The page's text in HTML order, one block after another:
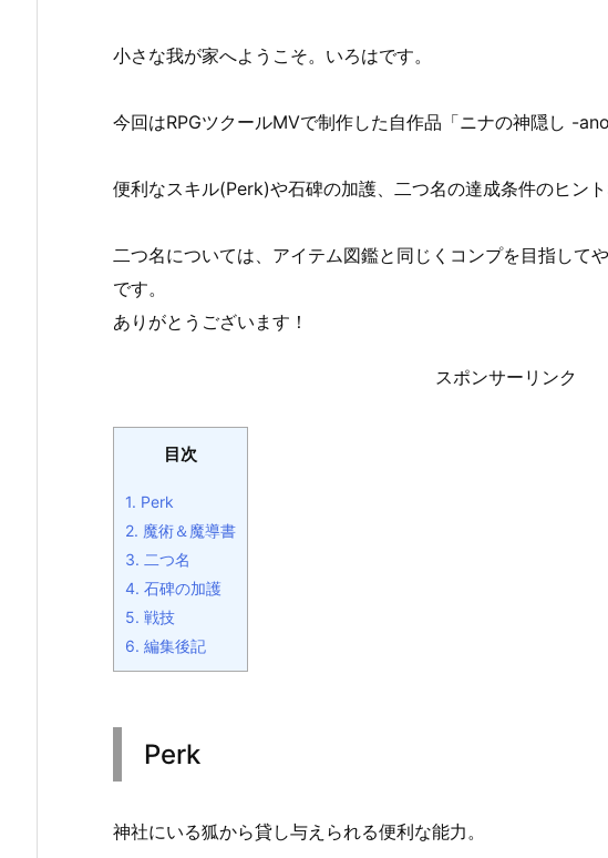
小さな我が家へようこそ。いろはです。
今回はRPGツクールMVで制作した自作品「ニナの神隠し -
便利なスキル(Perk)や石碑の加護、二つ名の達成条件のヒント
二つ名については、アイテム図鑑と同じくコンプを目指して
です。
ありがとうございます！
スポンサーリンク
目次
1. Perk
2. 魔術＆魔導書
3. 二つ名
4. 石碑の加護
5. 戦技
6. 編集後記
Perk
神社にいる狐から貸し与えられる便利な能力。